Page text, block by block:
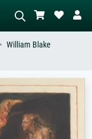
die Szene – z.B. Grüne
mit viel Rot, Dunkles
Akt neben einem
Baum.
William Blake